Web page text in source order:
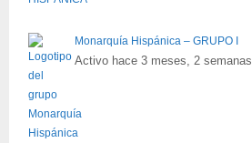
Monarquía Hispánica – GRUPO I
Activo hace 3 meses, 2 semanas